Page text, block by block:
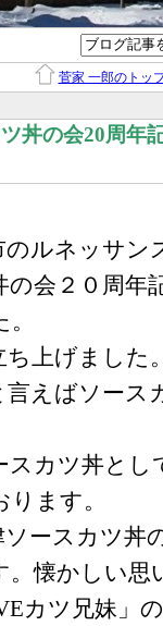
菅家 一郎のトッ
丼の会20周年
のルネッサン
会２０周年
ち上げました
言えばソース
スカツ丼とし
ます。
ソースカツ丼
。懐かしい思
カツ兄妹」